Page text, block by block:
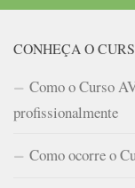
CONHEÇA O
Como o Curso
profissionalmente
Como ocorre o